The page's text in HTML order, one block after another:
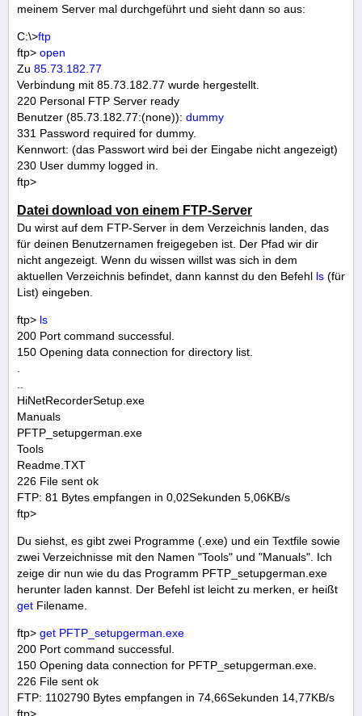
meinem Server mal durchgeführt und sieht dann so aus:
C:\>ftp
ftp> open
Zu 85.73.182.77
Verbindung mit 85.73.182.77 wurde hergestellt.
220 Personal FTP Server ready
Benutzer (85.73.182.77:(none)): dummy
331 Password required for dummy.
Kennwort: (das Passwort wird bei der Eingabe nicht angezeigt)
230 User dummy logged in.
ftp>
Datei download von einem FTP-Server
Du wirst auf dem FTP-Server in dem Verzeichnis landen, das
für deinen Benutzernamen freigegeben ist. Der Pfad wir dir
nicht angezeigt. Wenn du wissen willst was sich in dem
aktuellen Verzeichnis befindet, dann kannst du den Befehl ls (für
List) eingeben.
ftp> ls
200 Port command successful.
150 Opening data connection for directory list.
HiNetRecorderSetup.exe
Manuals
PFTP_setupgerman.exe
Tools
Readme.TXT
226 File sent ok
FTP: 81 Bytes empfangen in 0,02Sekunden 5,06KB/s
ftp>
Du siehst, es gibt zwei Programme (.exe) und ein Textfile sowie
zwei Verzeichnisse mit den Namen "Tools" und "Manuals". Ich
zeige dir nun wie du das Programm PFTP_setupgerman.exe
herunter laden kannst. Der Befehl ist leicht zu merken, er heißt
get Filename.
ftp> get PFTP_setupgerman.exe
200 Port command successful.
150 Opening data connection for PFTP_setupgerman.exe.
226 File sent ok
FTP: 1102790 Bytes empfangen in 74,66Sekunden 14,77KB/s
ftp>